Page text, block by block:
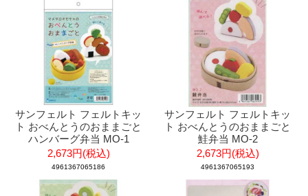
サンフェルト フェルトキッ
ト おべんとうのおままごと
ハンバーグ弁当 MO-1
2,673円(税込)
4961367065186
サンフェルト フェルトキッ
ト おべんとうのおままごと
鮭弁当 MO-2
2,673円(税込)
4961367065193